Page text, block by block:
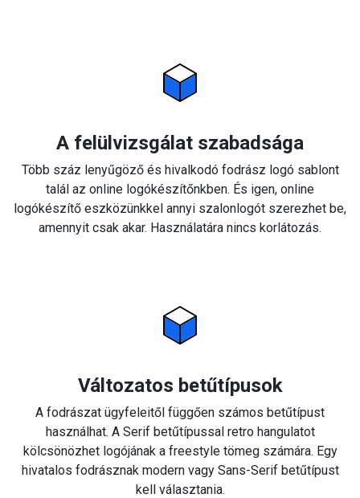
A felülvizsgálat szabadsága
Több száz lenyűgöző és hivalkodó fodrász logó sablont
talál az online logókészítőnkben. És igen, online
logókészítő eszközünkkel annyi szalonlogót szerezhet be,
amennyit csak akar. Használatára nincs korlátozás.
Változatos betűtípusok
A fodrászat ügyfeleitől függően számos betűtípust
használhat. A Serif betűtípussal retro hangulatot
kölcsönözhet logójának a freestyle tömeg számára. Egy
hivatalos fodrásznak modern vagy Sans-Serif betűtípust
kell választania.